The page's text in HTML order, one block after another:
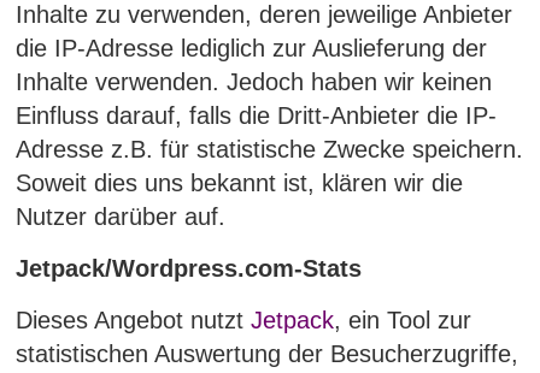
Inhalte zu verwenden, deren jeweilige Anbieter
die IP-Adresse lediglich zur Auslieferung der
Inhalte verwenden. Jedoch haben wir keinen
Einfluss darauf, falls die Dritt-Anbieter die IP-
Adresse z.B. für statistische Zwecke speichern.
Soweit dies uns bekannt ist, klären wir die
Nutzer darüber auf.
Jetpack/Wordpress.com-Stats
Dieses Angebot nutztJetpack, ein Tool zur
statistischen Auswertung der Besucherzugriffe,